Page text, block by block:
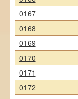
0167
0168
0169
0170
0171
0172